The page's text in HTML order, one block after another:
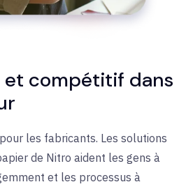
et compétitif dans
les fabricants. Les solutions
de Nitro aident les gens à
et les processus à